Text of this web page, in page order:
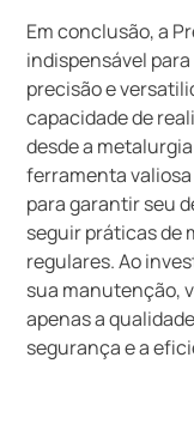
Em conclusão, a
indispensável
precisão e
capacidade de
desde a
ferramenta
para garantir seu
seguir práticas de
regulares. Ao
sua manutenção,
apenas a
segurança e a